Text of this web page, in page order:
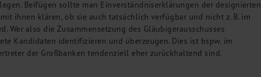
Beifügen sollte man Einverständniserklärungen der designierten
ihnen klären, ob sie auch tatsächlich verfügbar und nicht z. B. im
Wer also die Zusammensetzung des Gläubigerausschusses
Kandidaten identifizieren und überzeugen. Dies ist bspw. im
der Großbanken tendenziell eher zurückhaltend sind.